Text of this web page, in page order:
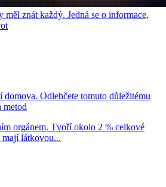
znát každý. Jedná se o informace,
Odlehčete tomuto důležitému
metod
orgánem. Tvoří okolo 2 % celkové
mají látkovou...